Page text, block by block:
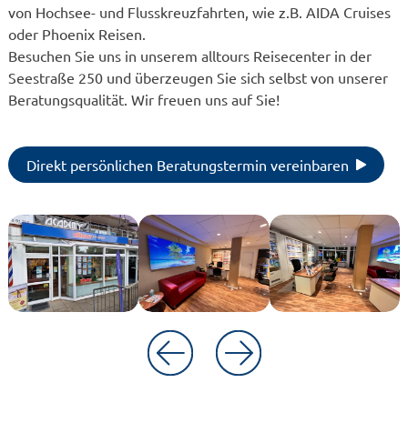
von Hochsee- und Flusskreuzfahrten, wie z.B. AIDA Cruises
oder Phoenix Reisen.
Besuchen Sie uns in unserem alltours Reisecenter in der
Seestraße 250 und überzeugen Sie sich selbst von unserer
Beratungsqualität. Wir freuen uns auf Sie!
Direkt persönlichen Beratungstermin vereinbaren